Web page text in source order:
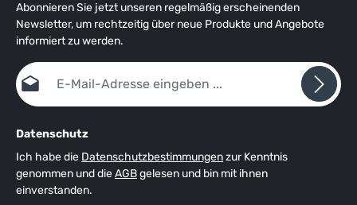
Abonnieren Sie jetzt unseren regelmäßig erscheinenden
Newsletter, um rechtzeitig über neue Produkte und Angebote
informiert zu werden.
E-Mail-Adresse*
Datenschutz
Ich habe die Datenschutzbestimmungenzur Kenntnis
genommen und dieAGBgelesen und bin mit ihnen
einverstanden.